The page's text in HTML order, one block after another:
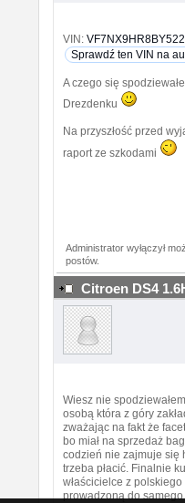
VIN:
Sprawdź ten VIN na
A czego się
Drezdenku
Na przyszłość przed
raport ze szkodami
Administrator wyłączył
postów.
Citroen DS4
Wiesz nie
osobą która z góry
zważając na fakt że
bo miał na sprzedaż
codzień nie zajmuje się
trzeba płacić. Finalnie
właścicielce z
prowadzoną do samego